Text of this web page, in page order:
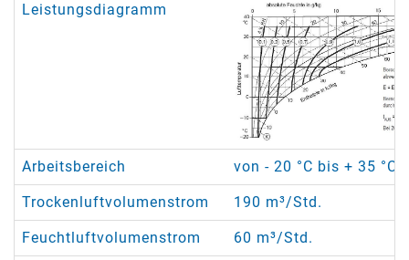
Leistungsdiagramm
Arbeitsbereich von - 20 °C bis + 35 °C
Trockenluftvolumenstrom 190 m³/Std.
Feuchtluftvolumenstrom 60 m³/Std.